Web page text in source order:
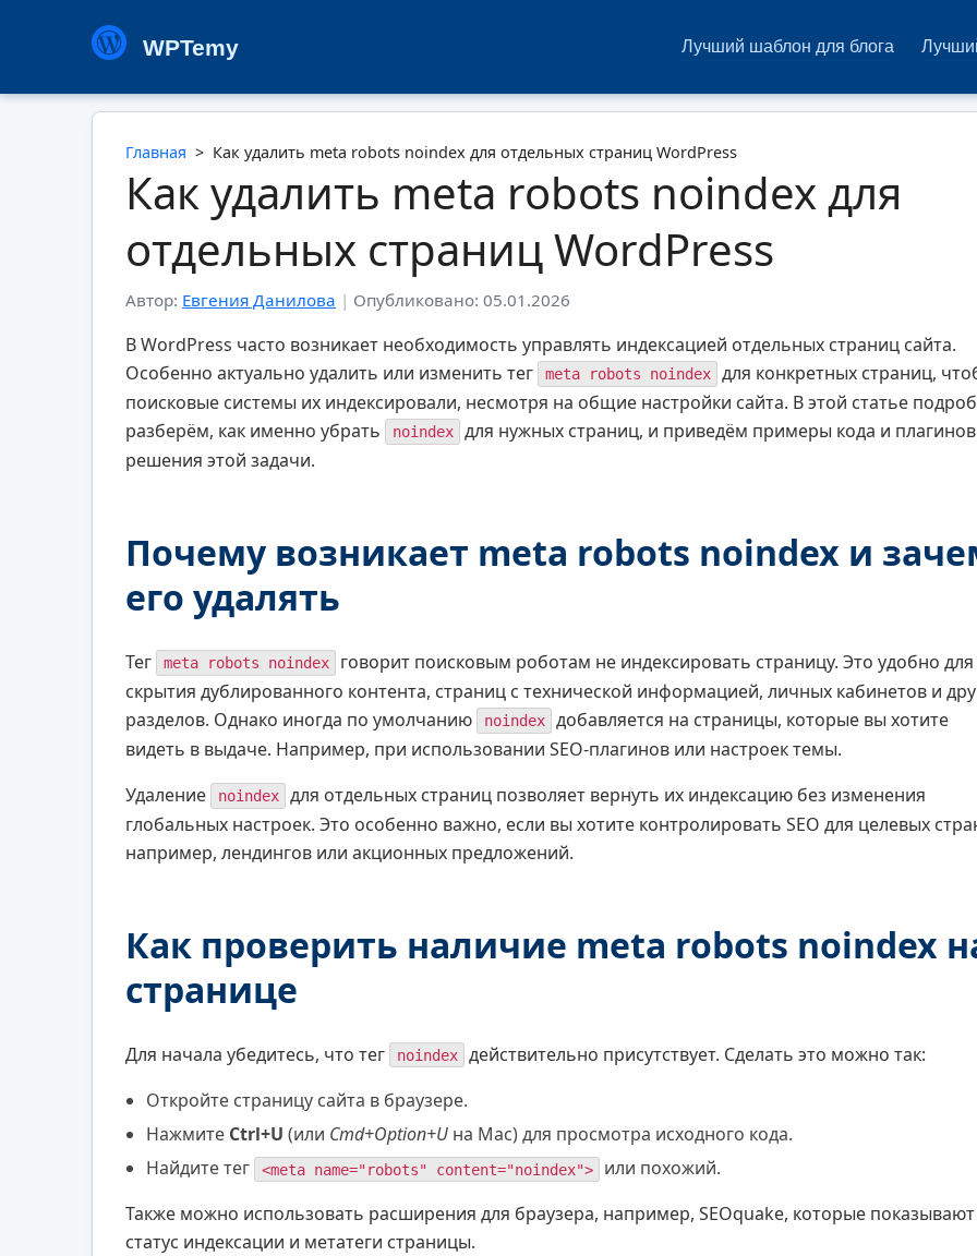
WPTemy Лучший шаблон для блога
Главная > Как удалить meta robots noindex для отдельных страниц WordPress
Как удалить meta robots noindex для
отдельных страниц WordPress
Автор: Евгения Данилова | Опубликовано: 05.01.2026
В WordPress часто возникает необходимость управлять индексацией отдельных страниц сайта.
Особенно актуально удалить или изменить тег
meta robots noindex
для конкретных страниц,
поисковые системы их индексировали, несмотря на общие настройки сайта. В этой статье
разберём, как именно убрать
noindex
для нужных страниц, и приведём примеры кода и
решения этой задачи.
Почему возникает meta robots noindex и
его удалять
Тег meta robots noindex
говорит поисковым роботам не индексировать страницу. Это удобно для
скрытия дублированного контента, страниц с технической информацией, личных кабинетов и
разделов. Однако иногда по умолчанию
noindex
добавляется на страницы, которые вы хотите
видеть в выдаче. Например, при использовании SEO-плагинов или настроек темы.
Удаление
noindex
для отдельных страниц позволяет вернуть их индексацию без изменения
глобальных настроек. Это особенно важно, если вы хотите контролировать SEO для целевых
например, лендингов или акционных предложений.
Как проверить наличие meta robots noindex
странице
Для начала убедитесь, что тег noindex
действительно присутствует. Сделать это можно так:
Откройте страницу сайта в браузере.
Нажмите Ctrl+U (или Cmd+Option+U на Mac) для просмотра исходного кода.
Найдите тег
<meta name="robots" content="noindex">
или похожий.
Также можно использовать расширения для браузера, например, SEOquake, которые показывают
статус индексации и метатеги страницы.